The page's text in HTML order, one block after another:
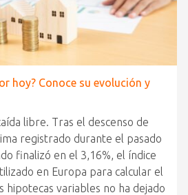
hoy? Conoce su evolución y
libre. Tras el descenso de
registrado durante el pasado
finalizó en el 3,16%, el índice
en Europa para calcular el
hipotecas variables no ha dejado